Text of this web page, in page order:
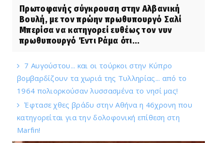
Πρωτοφανής σύγκρουση στην Αλβανική
Βουλή, με τον πρώην πρωθυπουργό Σαλί
Μπερίσα να κατηγορεί ευθέως τον νυν
πρωθυπουργό Έντι Ράμα ότι...
7 Αυγούστου... και οι τούρκοι στην Κύπρο
βομβαρδίζουν τα χωριά της Τυλληρίας... από το
1964 πολιορκούσαν λυσσασμένα το νησί μας!
Έφτασε χθες βράδυ στην Αθήνα η 46χρονη που
κατηγορείται για την δολοφονική επίθεση στη
Marfin!